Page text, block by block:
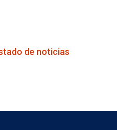
de noticias